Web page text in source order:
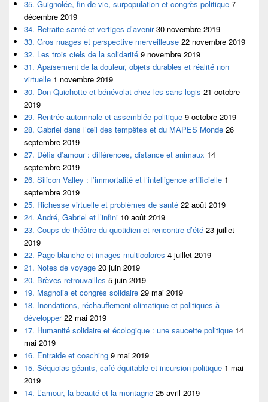
35. Guignolée, fin de vie, surpopulation et congrès politique 7
décembre 2019
34. Retraite santé et vertiges d’avenir 30 novembre 2019
33. Gros nuages et perspective merveilleuse 22 novembre 2019
32. Les trois ciels de la solidarité 9 novembre 2019
31. Apaisement de la douleur, objets durables et réalité non
virtuelle 1 novembre 2019
30. Don Quichotte et bénévolat chez les sans-logis 21 octobre
2019
29. Rentrée automnale et assemblée politique 9 octobre 2019
28. Gabriel dans l’œil des tempêtes et du MAPES Monde 26
septembre 2019
27. Défis d’amour : différences, distance et animaux 14
septembre 2019
26. Silicon Valley : l’immortalité et l’intelligence artificielle 1
septembre 2019
25. Richesse virtuelle et problèmes de santé 22 août 2019
24. André, Gabriel et l’infini 10 août 2019
23. Coups de théâtre du quotidien et rencontre d’été 23 juillet
2019
22. Page blanche et images multicolores 4 juillet 2019
21. Notes de voyage 20 juin 2019
20. Brèves retrouvailles 5 juin 2019
19. Magnolia et congrès solidaire 29 mai 2019
18. Inondations, réchauffement climatique et politiques à
développer 22 mai 2019
17. Humanité solidaire et écologique : une saucette politique 14
mai 2019
16. Entraide et coaching 9 mai 2019
15. Séquoias géants, café équitable et incursion politique 1 mai
2019
14. L’amour, la beauté et la montagne 25 avril 2019